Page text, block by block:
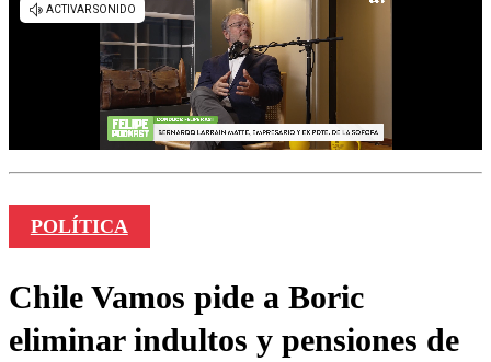
POLÍTICA
Chile Vamos pide a Boric
eliminar indultos y pensiones de